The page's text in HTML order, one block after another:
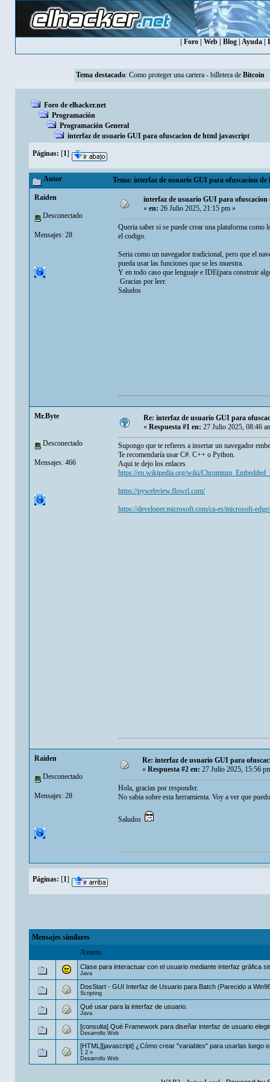
Foro| Web| Blog| Ayuda|
Tema destacado: Como proteger una cartera - billetera de Bitcoin
Foro de elhacker.net
Programación
Programación General
interfaz de usuario GUI para ofuscacion de html javascript
Páginas: [1]
Autor Tema: interfaz de usuario GUI para ofuscacion
Raiden
Desconectado
Mensajes: 28
interfaz de usuario GUI para
«en:26 Julio 2025, 21:15 pm »
Queria saber si se puede crear una plataforma
el codigo.
Seria como un navegador tradicional, pero que el
pueda usar las funciones que se les muestra.
Y en todo caso que lenguaje e IDE(para construir
Gracias por leer.
Saludos
Mr.Byte
Desconectado
Mensajes: 466
Re: interfaz de usuario GUI para
« Respuesta #1 en: 27 Julio 2025, 08:46
Supongo que te refieres a insertar un navegador
Te recomendaría usar C#. C++ o Python.
Aqui te dejo los enlaces
https://en.wikipedia.org/wiki/
https://pywebview.flowrl.com/
https://developer.microsoft.com/ca-es/microsoft-
Raiden
Desconectado
Mensajes: 28
Re: interfaz de usuario GUI para
«Respuesta #2 en:27 Julio 2025, 15:56
Hola, gracias por responder.
No sabia sobre esta herramienta. Voy a ver que
Saludos
Páginas: [1]
Mensajes similares
Asunto
Clase para interactuar con el usuario mediante interfaz gráfica
Java
DosStart - GUI Interfaz de Usuario para Batch (Parecido a
Scripting
Qué usar para la interfaz de usuario.
Java
[consulta] Qué Framework para diseñar interfaz de usuario
Desarrollo Web
[HTML][javascript] ¿Cómo crear "variables" para usarlas luego
1 2»
Desarrollo Web